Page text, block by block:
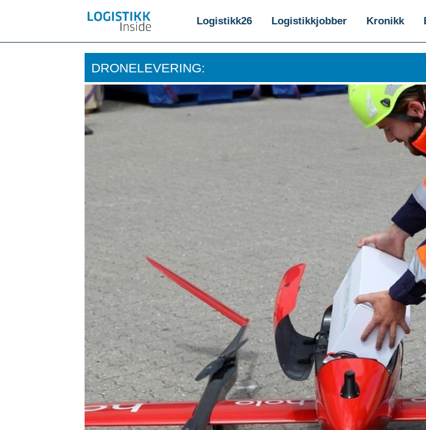
Logistikk26 Logistikkjobber Kronikk
DRONELEVERING: